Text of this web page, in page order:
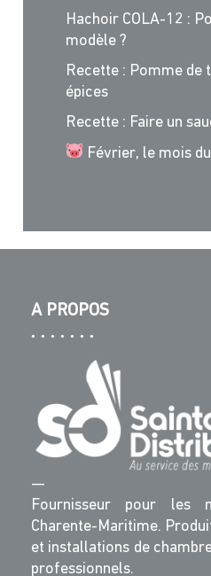
Hachoir COLA-12 :
modèle ?
Recette : Pomme de
épices
Recette : Faire un
Février, le mois
A PROPOS
—
Fournisseur pour les
Charente-Maritime.
et installations de
professionnels.